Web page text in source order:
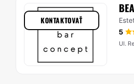
5
Ul.
KONTAKTOVAŤ